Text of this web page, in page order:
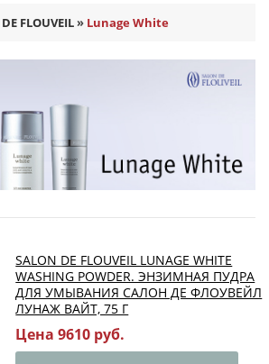
FLOUVEIL» Lunage White
SALON DE FLOUVEIL LUNAGE WHITE
WASHING POWDER. ЭНЗИМНАЯ ПУДРА
ДЛЯ УМЫВАНИЯ САЛОН ДЕ ФЛОУВЕЙЛ
ЛУНАЖ ВАЙТ, 75 Г
Цена 9610 руб.